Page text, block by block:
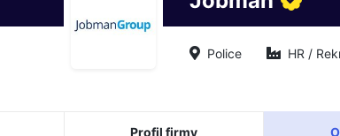
Police HR /
Profil firmy